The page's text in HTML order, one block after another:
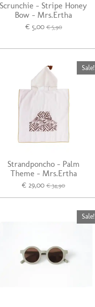
Scrunchie - Stripe Honey
Bow - Mrs.Ertha
€ 5,00 € 5,90
Sale!
Strandponcho - Palm
Theme - Mrs.Ertha
€ 29,00 € 34,90
Sale!